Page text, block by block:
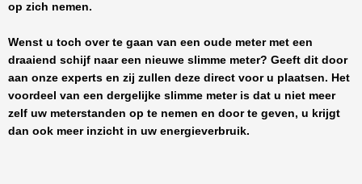
op zich nemen.
Wenst u toch over te gaan van een oude meter met een
draaiend schijf naar een nieuwe slimme meter? Geeft dit door
aan onze experts en zij zullen deze direct voor u plaatsen. Het
voordeel van een dergelijke slimme meter is dat u niet meer
zelf uw meterstanden op te nemen en door te geven, u krijgt
dan ook meer inzicht in uw energieverbruik.